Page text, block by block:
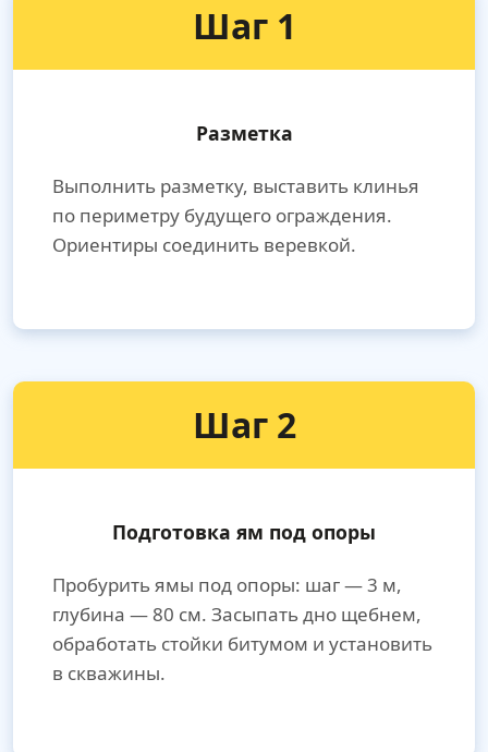
Шаг 1
Разметка
Выполнить разметку, выставить клинья
по периметру будущего ограждения.
Ориентиры соединить веревкой.
Шаг 2
Подготовка ям под опоры
Пробурить ямы под опоры: шаг — 3 м,
глубина — 80 см. Засыпать дно щебнем,
обработать стойки битумом и установить
в скважины.